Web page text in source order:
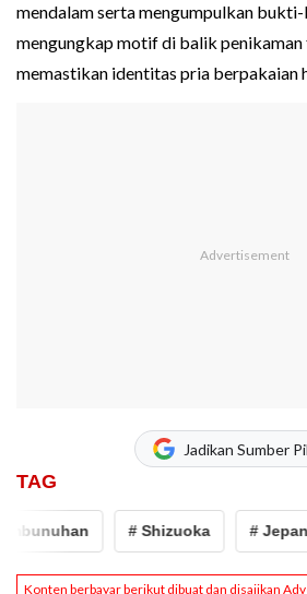
mendalam serta mengumpulkan
mengungkap motif di balik penikaman
memastikan identitas pria berpakaian
Jadikan Sumber
TAG
# Shizuoka # Jepang